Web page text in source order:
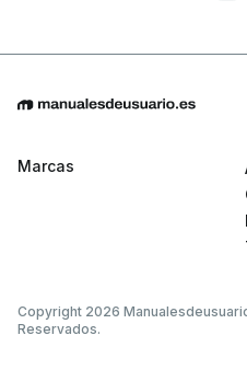
Marcas
Copyright 2026
Reservados.